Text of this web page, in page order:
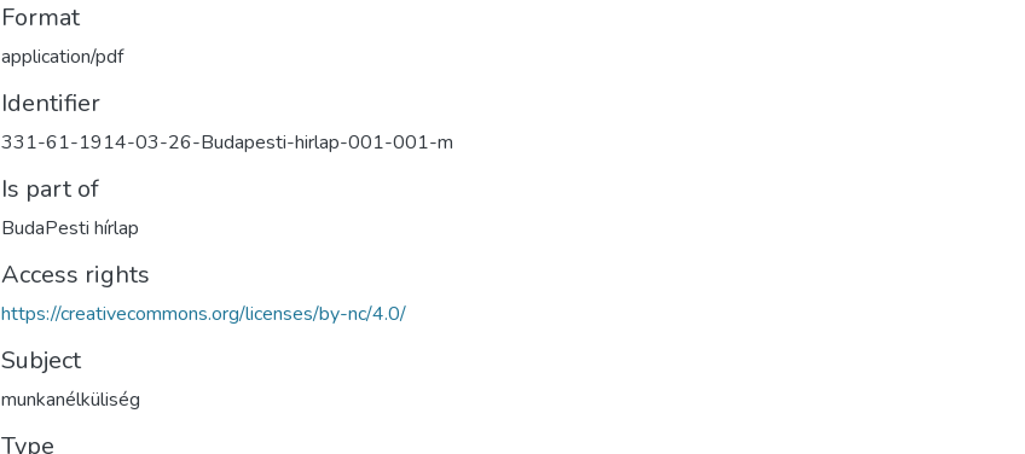
Format
application/pdf
Identifier
331-61-1914-03-26-Budapesti-hirlap-001-001-m
Is part of
BudaPesti hírlap
Access rights
https://creativecommons.org/licenses/by-nc/4.0/
Subject
munkanélküliség
Type